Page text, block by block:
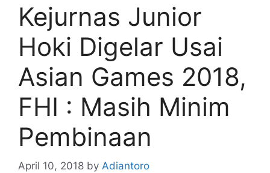
Kejurnas Junior
Hoki Digelar Usai
Asian Games 2018,
FHI : Masih Minim
Pembinaan
April 10, 2018 by Adiantoro